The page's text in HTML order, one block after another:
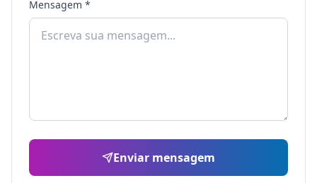
Mensagem *
Enviar mensagem